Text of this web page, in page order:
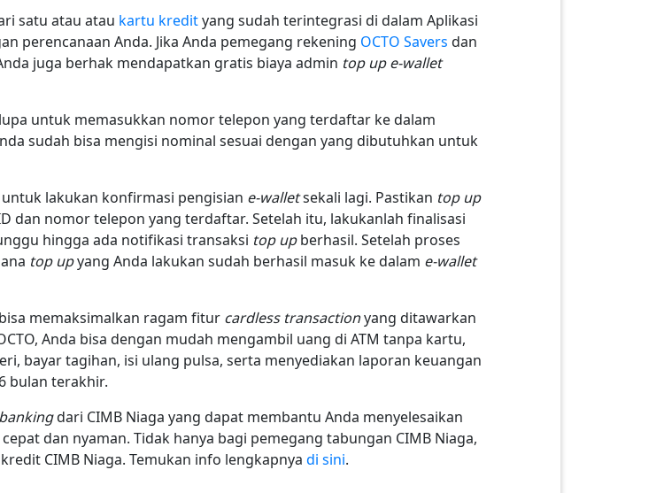
satu atau atau kartu kredityang sudah terintegrasi di dalam Aplikasi
perencanaan Anda. Jika Anda pemegang rekening OCTO Savers dan
juga berhak mendapatkan gratis biaya admin top up e-wallet
untuk memasukkan nomor telepon yang terdaftar ke dalam
sudah bisa mengisi nominal sesuai dengan yang dibutuhkan untuk
lakukan konfirmasi pengisian e-walletsekali lagi. Pastikan top up
dan nomor telepon yang terdaftar. Setelah itu, lakukanlah finalisasi
hingga ada notifikasi transaksi top upberhasil. Setelah proses
top upyang Anda lakukan sudah berhasil masuk ke dalam e-wallet
memaksimalkan ragam fitur cardless transactionyang ditawarkan
Anda bisa dengan mudah mengambil uang di ATM tanpa kartu,
bayar tagihan, isi ulang pulsa, serta menyediakan laporan keuangan
bulan terakhir.
dari CIMB Niaga yang dapat membantu Anda menyelesaikan
dan nyaman. Tidak hanya bagi pemegang tabungan CIMB Niaga,
CIMB Niaga. Temukan info lengkapnya di sini.